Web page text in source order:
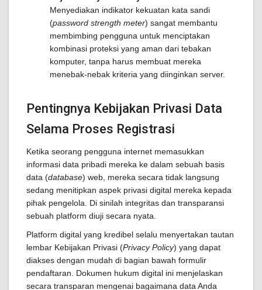
Menyediakan indikator kekuatan kata sandi
(password strength meter) sangat membantu
membimbing pengguna untuk menciptakan
kombinasi proteksi yang aman dari tebakan
komputer, tanpa harus membuat mereka
menebak-nebak kriteria yang diinginkan server.
Pentingnya Kebijakan Privasi Data
Selama Proses Registrasi
Ketika seorang pengguna internet memasukkan
informasi data pribadi mereka ke dalam sebuah basis
data (database) web, mereka secara tidak langsung
sedang menitipkan aspek privasi digital mereka kepada
pihak pengelola. Di sinilah integritas dan transparansi
sebuah platform diuji secara nyata.
Platform digital yang kredibel selalu menyertakan tautan
lembar Kebijakan Privasi (Privacy Policy) yang dapat
diakses dengan mudah di bagian bawah formulir
pendaftaran. Dokumen hukum digital ini menjelaskan
secara transparan mengenai bagaimana data Anda